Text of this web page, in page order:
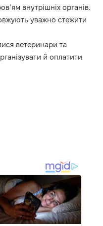
внутрішніх органів.
уважно стежити
ветеринари та
й оплатити